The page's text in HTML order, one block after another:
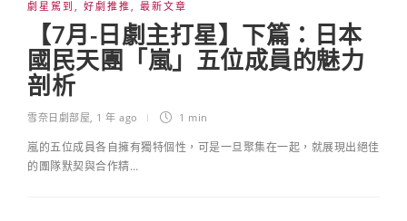
劇星駕到 好劇推推 最新文章
【7月-日劇主打星】下篇：日本
國民天團「嵐」五位成員的魅力
剖析
雪奈日劇部屋 1 年 ago 1 min
嵐的五位成員各自擁有獨特個性，可是一旦聚集在一起，就展現出絕佳
的團隊默契與合作精…